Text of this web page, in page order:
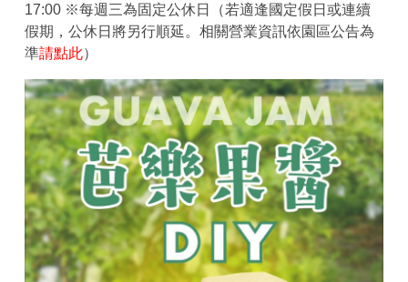
17:00 ※每週三為固定公休日（若適逢國定假日或連續
假期，公休日將另行順延。相關營業資訊依園區公告為
準請點此）